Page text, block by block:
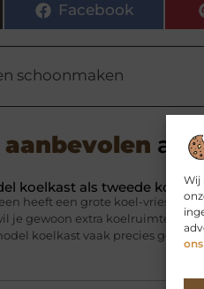
Wij
Facebook
schoonmaken
koelkast als tweede
heeft een grote koel-
je gewoon extra koelruimte in
koelkast vaak precies goed: